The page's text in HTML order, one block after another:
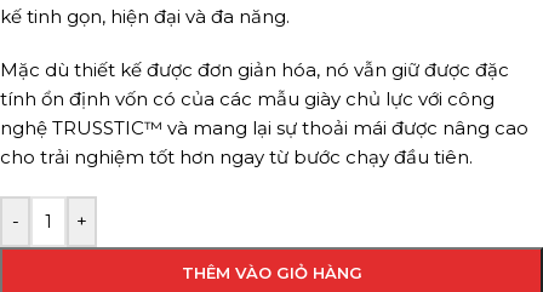
kế tinh gọn, hiện đại và đa năng.
Mặc dù thiết kế được đơn giản hóa, nó vẫn giữ được đặc
tính ổn định vốn có của các mẫu giày chủ lực với công
nghệ TRUSSTIC™ và mang lại sự thoải mái được nâng cao
cho trải nghiệm tốt hơn ngay từ bước chạy đầu tiên.
- +
THÊM VÀO GIỎ HÀNG